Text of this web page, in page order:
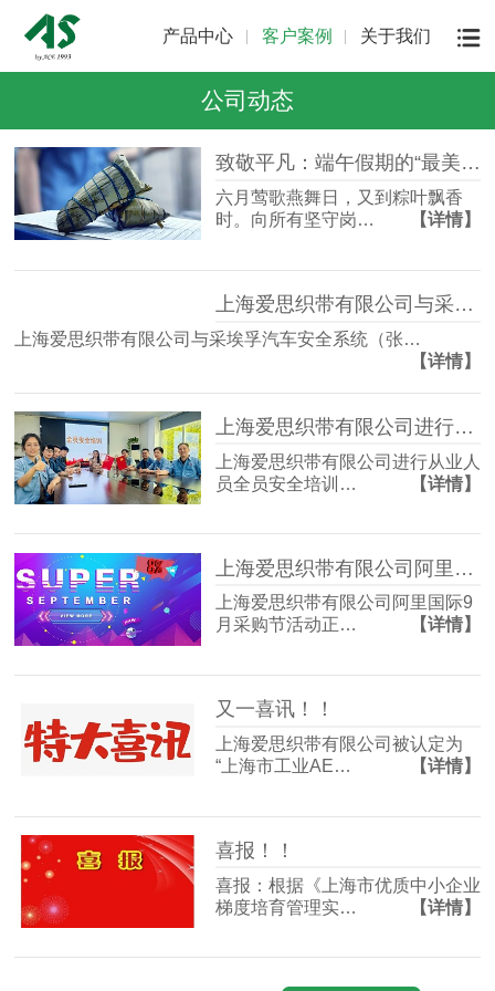
产品中心 客户案例 关于我们
公司动态
致敬平凡：端午假期的“最美坚守者”
六月莺歌燕舞日，又到粽叶飘香
时。向所有坚守岗…
【详情】
上海爱思织带有限公司与采埃孚汽车安全系统（张家港）有限公司签署合作意向书
上海爱思织带有限公司与采埃孚汽车安全系统（张…
【详情】
上海爱思织带有限公司进行从业人员全员安全培训
上海爱思织带有限公司进行从业人
员全员安全培训…
【详情】
上海爱思织带有限公司阿里国际9月采购节活动正式鸣枪开启
上海爱思织带有限公司阿里国际9
月采购节活动正…
【详情】
又一喜讯！！
上海爱思织带有限公司被认定为
“上海市工业AE…
【详情】
喜报！！
喜报：根据《上海市优质中小企业
梯度培育管理实…
【详情】